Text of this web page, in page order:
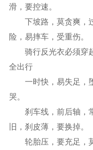
滑，要控速。
下坡路，莫贪爽，
险，易摔车，受重伤。
骑行反光衣必须穿
全出行
一时快，易失足，
哭。
刹车线，前后轴，
旧，刹皮薄，要换掉。
轮胎压，要充足，莫